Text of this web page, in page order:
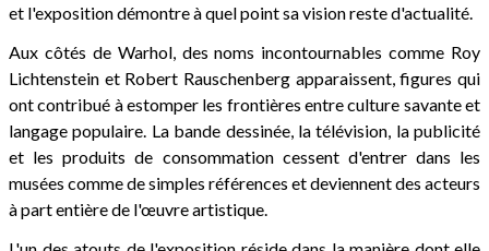
et l'exposition démontre à quel point sa vision reste d'actualité.
Aux côtés de Warhol, des noms incontournables comme Roy
Lichtenstein et Robert Rauschenberg apparaissent, figures qui
ont contribué à estomper les frontières entre culture savante et
langage populaire. La bande dessinée, la télévision, la publicité
et les produits de consommation cessent d'entrer dans les
musées comme de simples références et deviennent des acteurs
à part entière de l'œuvre artistique.